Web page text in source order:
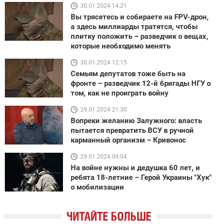
30.01.2024 14:21
Вы трясетесь и собираете на FPV-дрон,
а здесь миллиарды тратятся, чтобы
плитку положить – разведчик о вещах,
которые необходимо менять
30.01.2024 12:15
Семьям депутатов тоже быть на
фронте – разведчик 12-й бригады НГУ о
том, как не проиграть войну
29.01.2024 21:30
Вопреки желанию Залужного: власть
пытается превратить ВСУ в ручной
карманный организм – Кривонос
29.01.2024 09:04
На войне нужны и дедушка 60 лет, и
ребята 18-летние – Герой Украины "Хук"
о мобилизации
ЧИТАЙТЕ БОЛЬШЕ